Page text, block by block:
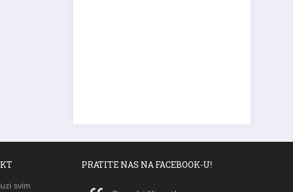
svim
PRATITE NAS NA FACEBOOK-U!